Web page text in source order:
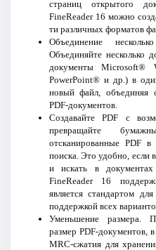
страниц открытого
FineReader 16 можно
ти различных форматов
Объединение
Объединяйте несколько
документы Microsoft®
PowerPoint® и др.) в
новый файл, объединяя
PDF-документов.
Создавайте PDF с
превращайте
отсканированные PDF
поиска. Это удобно, если
и искать в
FineReader 16
является стандартом
поддержкой всех
Уменьшение размера.
размер PDF-документов,
MRC-сжатия для